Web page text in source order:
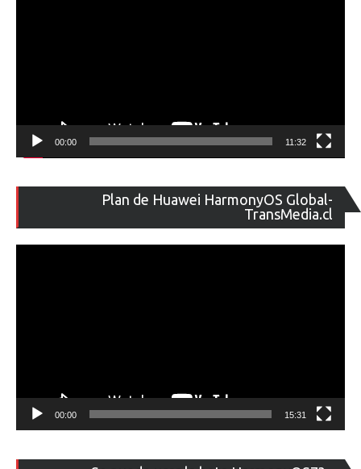
00:00 11:32
Plan de Huawei HarmonyOS Global-
TransMedia.cl
de
00:00 15:31